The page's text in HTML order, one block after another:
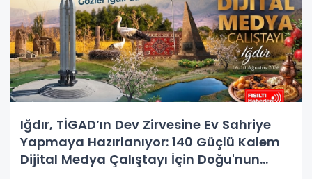
Iğdır, TİGAD’ın Dev Zirvesine Ev Sahriye
Yapmaya Hazırlanıyor: 140 Güçlü Kalem
Dijital Medya Çalıştayı İçin Doğu'nun